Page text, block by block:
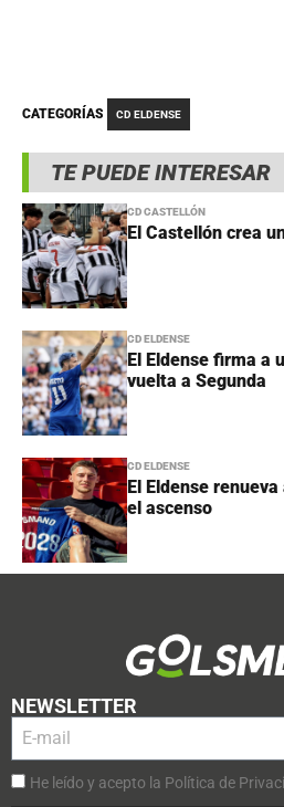
TE PUEDE INTERESAR
CD CASTELLÓN
El Castellón crea
CD ELDENSE
El Eldense firma a
vuelta a Segunda
CD ELDENSE
El Eldense
el ascenso
CATEGORÍAS CD ELDENSE
NEWSLETTER
He leído y acepto la Política de